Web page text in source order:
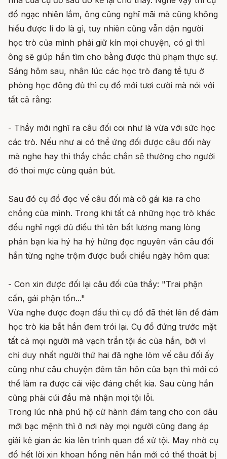
đồ ngạc nhiên lắm, ông cũng nghĩ mãi mà cũng không
hiểu được lí do là gì, tuy nhiên cũng vẫn dặn người
học trò của mình phải giữ kín mọi chuyện, có gì thì
ông sẽ giúp hắn tìm cho bằng được thủ phạm thực sự.
Sáng hôm sau, nhân lúc các học trò đang tề tựu ở
phòng học đông đủ thì cụ đồ mới tươi cười mà nói với
tất cả rằng:
- Thầy mới nghĩ ra câu đối coi như là vừa với sức học
các trò. Nếu như ai có thể ứng đối được câu đối này
mà nghe hay thì thầy chắc chắn sẽ thưởng cho người
đó thoi mực cùng quản bút.
Sau đó cụ đồ đọc vế câu đối mà cô gái kia ra cho
chồng của mình. Trong khi tất cả những học trò khác
đều nghĩ ngợi đủ điều thì tên bất lương mang lòng
phản bạn kia hý ha hý hửng đọc nguyên văn câu đối
hắn từng nghe trộm được buổi chiều ngày hôm qua:
- Con xin được đối lại câu đối của thầy: "Trai phận
cấn, gái phận tốn..."
Vừa nghe được đoạn đầu thì cụ đồ đã thét lên để đám
học trò kia bắt hắn đem trói lại. Cụ đồ đứng trước mặt
tất cả mọi người mà vạch trần tội ác của hắn, bởi vì
chỉ duy nhất người thứ hai đã nghe lỏm vế câu đối ấy
cũng như câu chuyện đêm tân hôn của bạn thì mới có
thể làm ra được cái việc đáng chết kia. Sau cùng hắn
cũng phải cúi đầu mà nhận mọi tội lỗi.
Trong lúc nhà phú hộ cử hành đám tang cho con dâu
mới bạc mệnh thì ở nơi này mọi người cũng đang áp
giải kẻ gian ác kia lên trình quan để xử tội. May nhờ cụ
đồ hết lời xin khoan hồng nên hắn mới có thể thoát bị